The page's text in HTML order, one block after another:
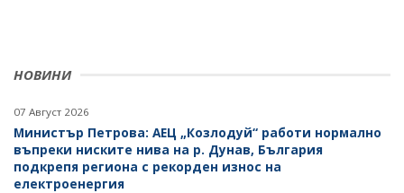
НОВИНИ
07 Август 2026
Министър Петрова: АЕЦ „Козлодуй“ работи нормално
въпреки ниските нива на р. Дунав, България
подкрепя региона с рекорден износ на
електроенергия